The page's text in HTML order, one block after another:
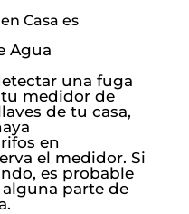
Casa es
Agua
una fuga
medidor de
de tu casa,
en
el medidor. Si
es probable
parte de